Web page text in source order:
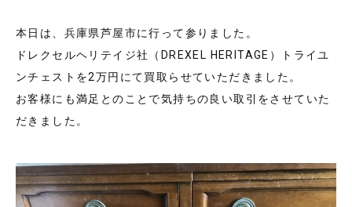
本日は、兵庫県芦屋市に行って参りました。
ドレクセルヘリテイジ社（DREXEL HERITAGE）トライユ
ンチェストを2万円にて買取らせていただきました。
お客様にも満足とのことで気持ちの良い取引をさせていた
だきました。